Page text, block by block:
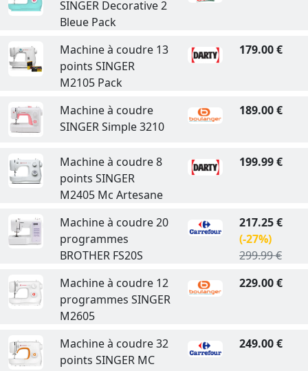
SINGER Decorative 2
Bleue Pack
Machine à coudre 13
points SINGER
M2105 Pack
179.00 €
Machine à coudre
SINGER Simple 3210
189.00 €
Machine à coudre 8
points SINGER
M2405 Mc Artesane
199.99 €
Machine à coudre 20
programmes
BROTHER FS20S
217.25 €
(-27%)
299.99 €
Machine à coudre 12
programmes SINGER
M2605
229.00 €
Machine à coudre 32
points SINGER MC
249.00 €